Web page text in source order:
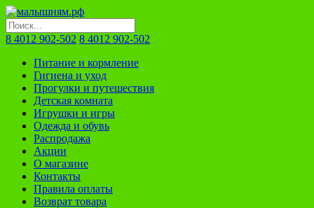
8 4012 902-502 8 4012 902-502
Питание и кормление
Гигиена и уход
Прогулки и путешествия
Детская комната
Игрушки и игры
Одежда и обувь
Распродажа
Акции
О магазине
Контакты
Правила оплаты
Возврат товара